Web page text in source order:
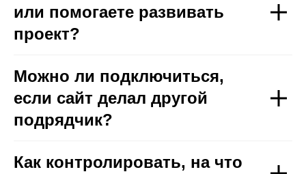
или помогаете развивать
проект?
Можно ли подключиться,
если сайт делал другой
подрядчик?
Как контролировать, на что